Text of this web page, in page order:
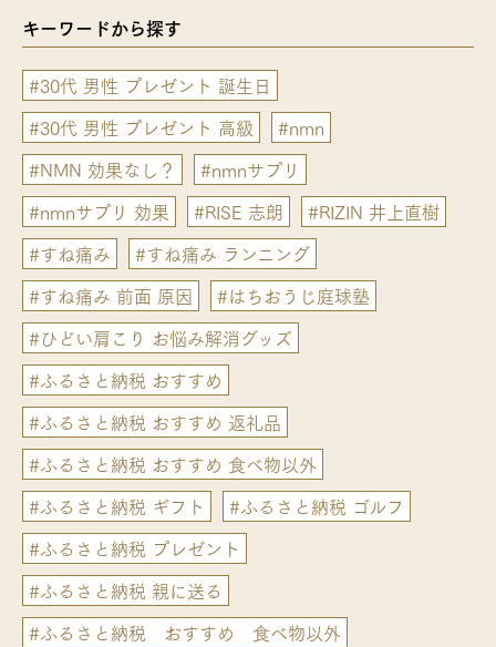
キーワードから探す
#30代 男性 プレゼント 誕生日
#30代 男性 プレゼント 高級
#nmn
#NMN 効果なし？
#nmnサプリ
#nmnサプリ 効果
#RISE 志朗
#RIZIN 井上直樹
#すね痛み
#すね痛み ランニング
#すね痛み 前面 原因
#はちおうじ庭球塾
#ひどい肩こり お悩み解消グッズ
#ふるさと納税 おすすめ
#ふるさと納税 おすすめ 返礼品
#ふるさと納税 おすすめ 食べ物以外
#ふるさと納税 ギフト
#ふるさと納税 ゴルフ
#ふるさと納税 プレゼント
#ふるさと納税 親に送る
#ふるさと納税 おすすめ 食べ物以外